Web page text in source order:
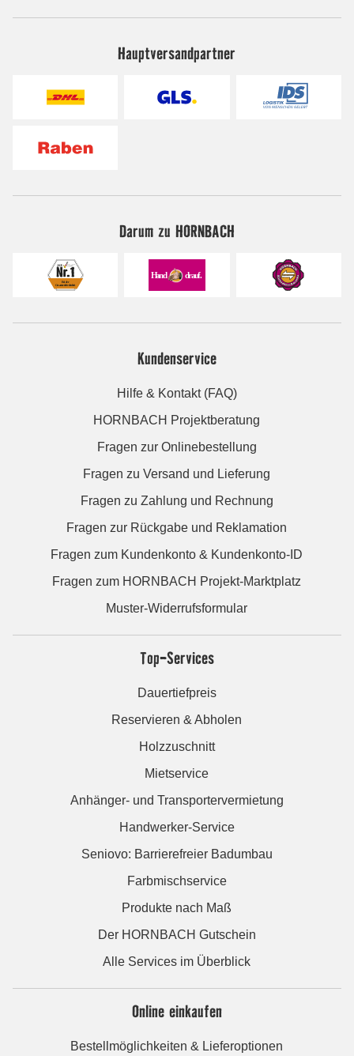
Hauptversandpartner
Darum zu HORNBACH
Kundenservice
Hilfe & Kontakt (FAQ)
HORNBACH Projektberatung
Fragen zur Onlinebestellung
Fragen zu Versand und Lieferung
Fragen zu Zahlung und Rechnung
Fragen zur Rückgabe und Reklamation
Fragen zum Kundenkonto & Kundenkonto-ID
Fragen zum HORNBACH Projekt-Marktplatz
Muster-Widerrufsformular
Top-Services
Dauertiefpreis
Reservieren & Abholen
Holzzuschnitt
Mietservice
Anhänger- und Transportervermietung
Handwerker-Service
Seniovo: Barrierefreier Badumbau
Farbmischservice
Produkte nach Maß
Der HORNBACH Gutschein
Alle Services im Überblick
Online einkaufen
Bestellmöglichkeiten & Lieferoptionen